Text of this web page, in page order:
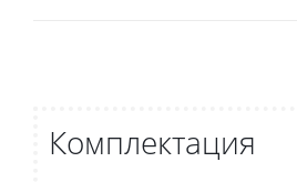
Комплектация